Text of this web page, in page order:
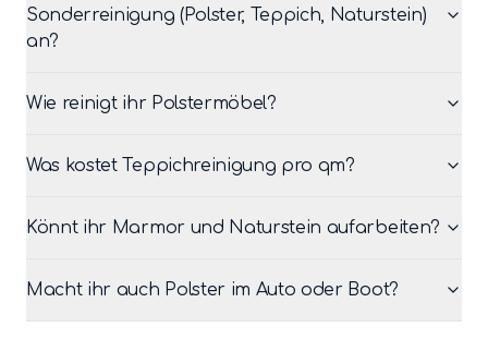
Sonderreinigung (Polster, Teppich, Naturstein)
an?
Wie reinigt ihr Polstermöbel?
Was kostet Teppichreinigung pro qm?
Könnt ihr Marmor und Naturstein aufarbeiten?
Macht ihr auch Polster im Auto oder Boot?